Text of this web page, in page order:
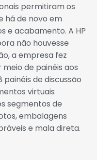
permitiram os
há de novo em
e acabamento. A HP
não houvesse
a empresa fez
de painéis aos
painéis de discussão
virtuais
segmentos de
embalagens
​​e mala direta.